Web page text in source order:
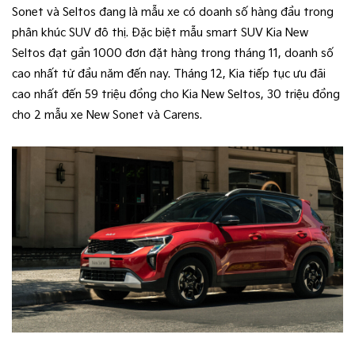
Sonet và Seltos đang là mẫu xe có doanh số hàng đầu trong
phân khúc SUV đô thị. Đặc biệt mẫu smart SUV Kia New
Seltos đạt gần 1000 đơn đặt hàng trong tháng 11, doanh số
cao nhất từ đầu năm đến nay. Tháng 12, Kia tiếp tục ưu đãi
cao nhất đến 59 triệu đồng cho Kia New Seltos, 30 triệu đồng
cho 2 mẫu xe New Sonet và Carens.